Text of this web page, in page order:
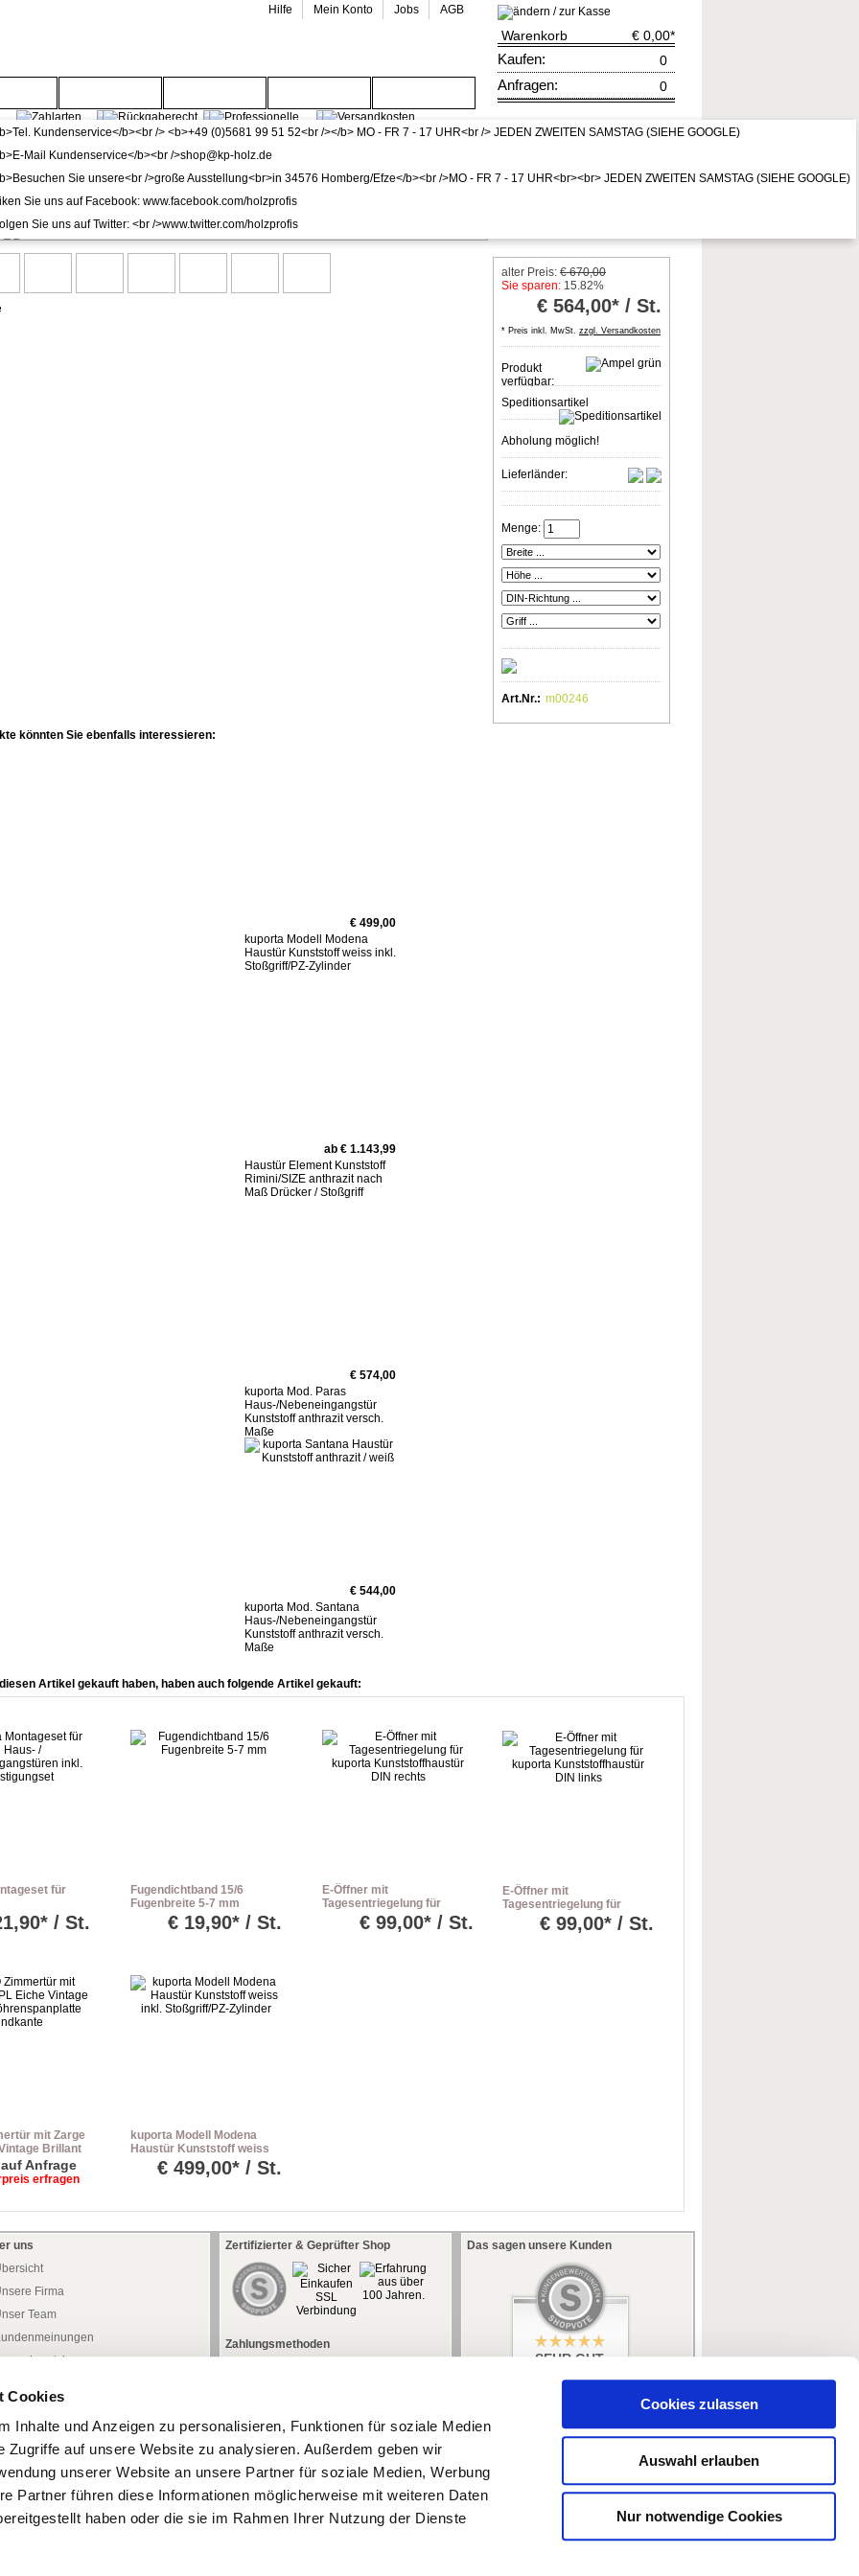
Cookies
Inhalte und Anzeigen zu personalisieren, Funktionen für soziale Medien
Zugriffe auf unsere Website zu analysieren. Außerdem geben wir
unserer Website an unsere Partner für soziale Medien, Werbung
Partner führen diese Informationen möglicherweise mit weiteren Daten
haben oder die sie im Rahmen Ihrer Nutzung der Dienste
Cookies zulassen
Auswahl erlauben
Nur notwendige Cookies
Hilfe Mein Konto Jobs AGB
Warenkorb € 0,00*
Kaufen: 0
Anfragen: 0
zur Kasse
Rimini Haustür Kunststoff anthrazit inkl. Stoßgriff/PZ-Zylinder
alter Preis: € 670,00
Sie sparen: 15.82%
€ 564,00* / St.
* Preis inkl. MwSt. zzgl. Versandkosten
Produkt
verfügbar:
Speditionsartikel
Abholung möglich!
Lieferländer:
Menge:
Art.Nr.: m00246
könnten Sie ebenfalls interessieren:
€ 499,00
kuporta Modell Modena
Haustür Kunststoff weiss inkl.
Stoßgriff/PZ-Zylinder
ab € 1.143,99
Haustür Element Kunststoff
Rimini/SIZE anthrazit nach
Maß Drücker / Stoßgriff
€ 574,00
kuporta Mod. Paras
Haus-/Nebeneingangstür
Kunststoff anthrazit versch.
Maße
€ 544,00
kuporta Mod. Santana
Haus-/Nebeneingangstür
Kunststoff anthrazit versch.
Maße
Artikel gekauft haben, haben auch folgende Artikel gekauft:
für
inkl.
/ St.
Fugendichtband 15/6
Fugenbreite 5-7 mm
€ 19,90* / St.
E-Öffner mit
Tagesentriegelung für
kuporta Kunststoffhaustür
DIN rechts
€ 99,00* / St.
E-Öffner mit
Tagesentriegelung für
kuporta Kunststoffhaustür
DIN links
€ 99,00* / St.
mit Zarge
Brillant
Anfrage
erfragen
kuporta Modell Modena
Haustür Kunststoff weiss
inkl. Stoßgriff/PZ-Zylinder
€ 499,00* / St.
uns
Firma
Team
Zertifizierter & Geprüfter Shop
Zahlungsmethoden
Das sagen unsere Kunden
SEHR GUT